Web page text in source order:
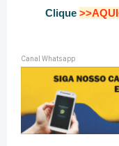
Clique
Canal Whatsapp